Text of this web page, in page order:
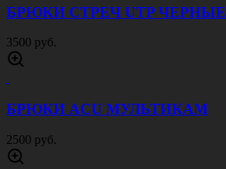
БРЮКИ СТРЕЧ UTP ЧЕРНЫЕ
3500 руб.
БРЮКИ ACU МУЛЬТИКАМ
2500 руб.